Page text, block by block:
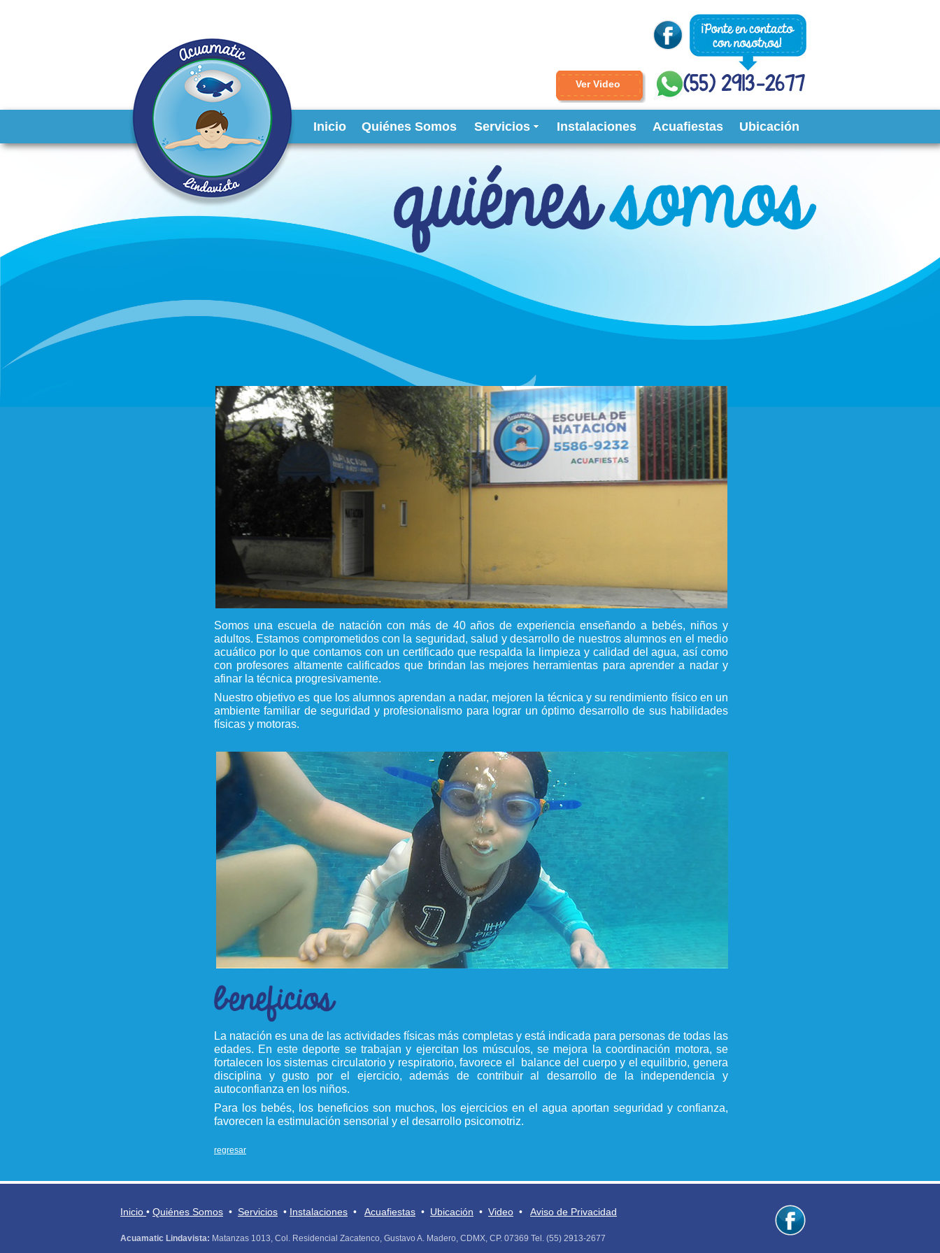
Somos una escuela de natación con más de 40 años de experiencia enseñando a bebés, niños y
adultos. Estamos comprometidos con la seguridad, salud y desarrollo de nuestros alumnos en el medio
acuático por lo que contamos con un certificado que respalda la limpieza y calidad del agua, así como
con profesores altamente calificados que brindan las mejores herramientas para aprender a nadar y
afinar la técnica progresivamente.
Nuestro objetivo es que los alumnos aprendan a nadar, mejoren la técnica y su rendimiento físico en un
ambiente familiar de seguridad y profesionalismo para lograr un óptimo desarrollo de sus habilidades
físicas y motoras.
La natación es una de las actividades físicas más completas y está indicada para personas de todas las
edades. En este deporte se trabajan y ejercitan los músculos, se mejora la coordinación motora, se
fortalecen los sistemas circulatorio y respiratorio, favorece el balance del cuerpo y el equilibrio, genera
disciplina y gusto por el ejercicio, además de contribuir al desarrollo de la independencia y
autoconfianza en los niños.
Para los bebés, los beneficios son muchos, los ejercicios en el agua aportan seguridad y confianza,
favorecen la estimulación sensorial y el desarrollo psicomotriz.
regresar
Inicio Quiénes Somos Servicios Instalaciones Acuafiestas Ubicación
Ver Video
Inicio • Quiénes Somos • Servicios • Instalaciones • Acuafiestas • Ubicación • Video • Aviso de Privacidad
Acuamatic Lindavista: Matanzas 1013, Col. Residencial Zacatenco, Gustavo A. Madero, CDMX, CP. 07369 Tel. (55) 2913-2677